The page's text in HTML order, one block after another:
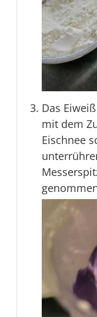
Das
mit dem
Eischnee